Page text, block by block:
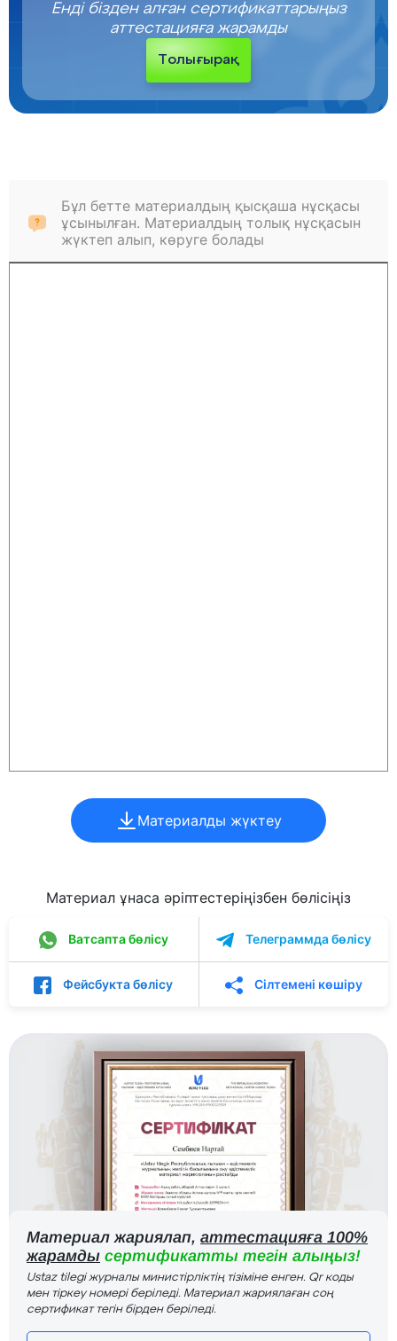
Енді бізден алған сертификаттарыңыз
аттестацияға жарамды
Толығырақ
Бұл бетте материалдың қысқаша нұсқасы
ұсынылған. Материалдың толық нұсқасын
жүктеп алып, көруге болады
Материалды жүктеу
Материал ұнаса әріптестеріңізбен бөлісіңіз
Ватсапта бөлісу Телеграммда бөлісу
Фейсбукта бөлісу Сілтемені көшіру
Материал жариялап, аттестацияға 100%
жарамды сертификатты тегін алыңыз!
Ustaz tilegi журналы министірліктің тізіміне енген. Qr коды
мен тіркеу номері беріледі. Материал жариялаған соң
сертификат тегін бірден беріледі.